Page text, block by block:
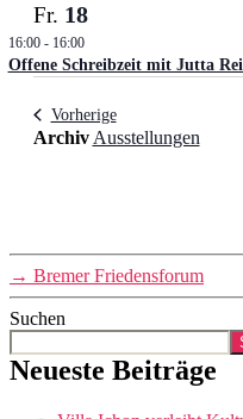
Fr. 18
16:00- 16:00
Offene Schreibzeit mit Jutta
VorherigeVeranstaltungen
Archiv Ausstellungen
→ Bremer Friedensforum
Suchen
Neueste Beiträge